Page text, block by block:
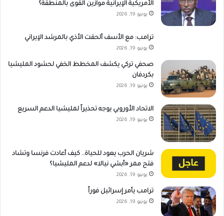
الأمريكية الإيرانية موازين القوى بالمنطقة؟
يونيو 19, 2026
ترامب: مع الأسف ألحقت الأذي بالمرشد الإيراني
يونيو 19, 2026
صحفي تركي يكشف المخطط الخفي لحشود المليشيا
بكردفان
يونيو 19, 2026
الاتحاد الأوروبي يوجه تحذيراً لمليشيا الدعم السريع
يونيو 19, 2026
شريان الحرب يعود للحياة.. كيف أعادت فرنسا وتشاد
فتح ممر «أبشي نيالا» لدعم المليشيا؟
يونيو 19, 2026
ترامب يأمر إسرائيل فوراً
يونيو 19, 2026